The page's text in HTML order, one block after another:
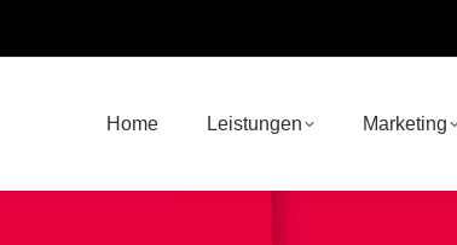
Home Leistungen Marketing